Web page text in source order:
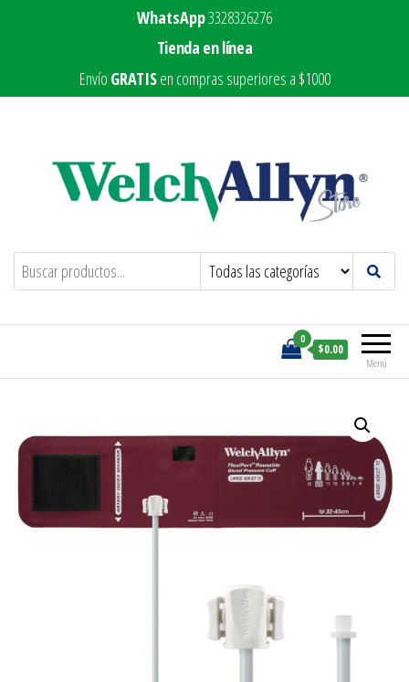
WhatsApp3328326276
Tienda en línea
Envío GRATISen compras superiores a $1000
Welch Allyn Store Marca líder en equipo médico
Menú
0
$0.00